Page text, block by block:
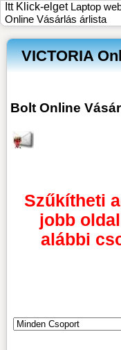
Itt Klick-elget Laptop
Online Vásárlás árlista
VICTORIA
Bolt Online
Szűkítheti
jobb
alábbi